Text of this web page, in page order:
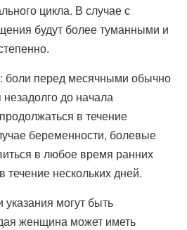
цикла. В случае с
будут более туманными и
боли перед месячными обычно
до начала
в течение
беременности, болевые
в любое время ранних
течение нескольких дней.
могут быть
женщина может иметь